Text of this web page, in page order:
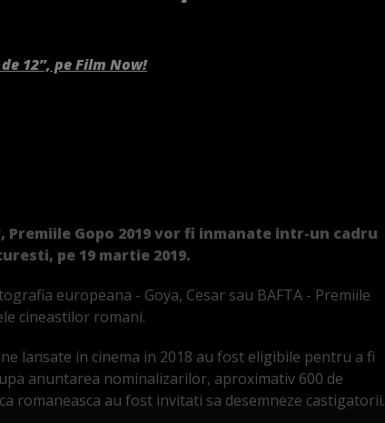
12”, pe Film Now!
Gopo 2019 vor fi inmanate intr-un cadru
pe 19 martie 2019.
europeana - Goya, Cesar sau BAFTA - Premiile
cineastilor romani.
lansate in cinema in 2018 au fost eligibile pentru a fi
anuntarea nominalizarilor, aproximativ 600 de
romaneasca au fost invitati sa desemneze castigatorii.